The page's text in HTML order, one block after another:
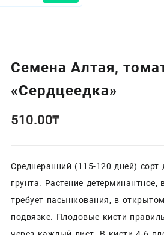
Семена Алтая,
«Сердцеедка»
510.00₸
Среднеранний (115-120 дней) сорт
грунта. Растение
требует пасынкования, в
подвязке. Плодовые кисти